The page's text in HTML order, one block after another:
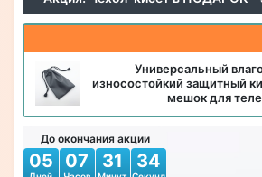
Универсальный
износостойкий защитный
мешок для
До окончания акции
05 07 31 32